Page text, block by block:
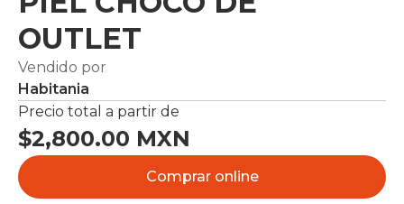
OUTLET
Vendido por
Habitania
Precio total a partir de
$2,800.00 MXN
Comprar online